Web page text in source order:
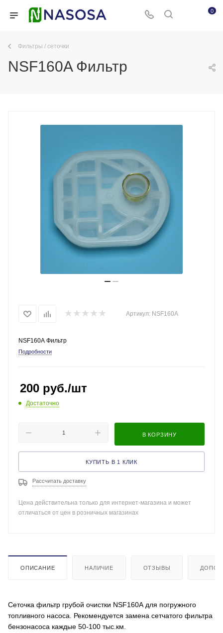
0
Фильтры / сеточки
NSF160A Фильтр
Артикул: NSF160A
NSF160A Фильтр
Подробности
200 руб./шт
Достаточно
В КОРЗИНУ
КУПИТЬ В 1 КЛИК
Рассчитать доставку
Цена действительна только для интернет-магазина и может
отличаться от цен в розничных магазинах
ОПИСАНИЕ НАЛИЧИЕ ОТЗЫВЫ
Сеточка фильтр грубой очистки NSF160A для погружного
топливного насоса. Рекомендуется замена сетчатого фильтра
бензонасоса каждые 50-100 тыс.км.